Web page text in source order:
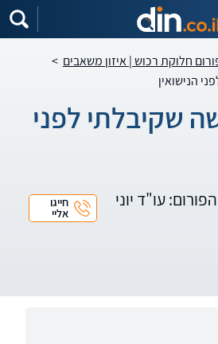
חלוקת רכוש | איזון משאבים >
הנישואין
שקיבלתי לפני
עו"ד יוני חייגו
אליי